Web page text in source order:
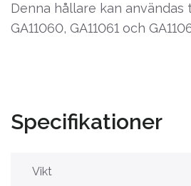
Denna hållare kan
GA11060, GA11061 och
Specifikationer
Vikt